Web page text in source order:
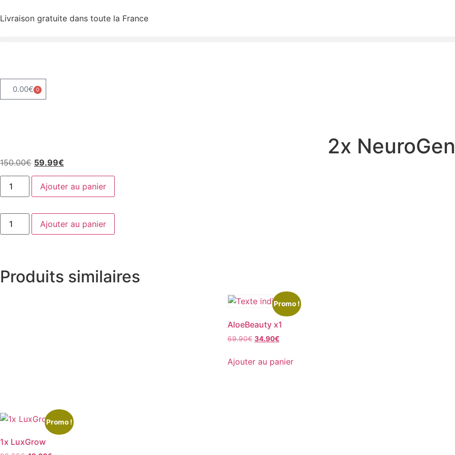
Livraison gratuite dans toute la France
0.00€ 0
2x
150.00€ 59.99€
Ajouter au panier
Ajouter au panier
Produits similaires
Promo !
AloeBeauty x1
69.90€ 34.90€
Ajouter au panier
Promo !
1x LuxGrow